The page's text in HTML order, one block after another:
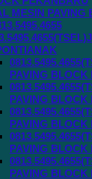
MESIN PAVING
PAVING
PAVING BLOCK
PAVING BLOCK
PAVING BLOCK
PAVING